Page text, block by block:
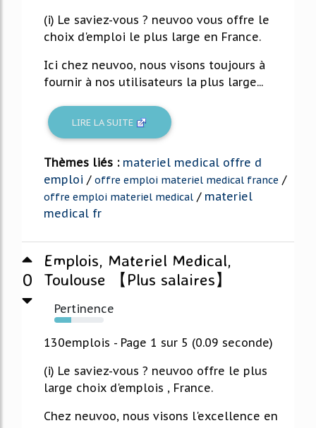
(i) Le saviez-vous ? neuvoo vous offre le
choix d'emploi le plus large en France.
Ici chez neuvoo, nous visons toujours à
fournir à nos utilisateurs la plus large...
LIRE LA SUITE
Thèmes liés : materiel medical offre d
emploi / offre emploi materiel medical france /
offre emploi materiel medical / materiel
medical fr
0
Emplois, Materiel Medical,
Toulouse 【Plus salaires】
Pertinence
34%
130emplois - Page 1 sur 5 (0.09 seconde)
(i) Le saviez-vous ? neuvoo offre le plus
large choix d'emplois , France.
Chez neuvoo, nous visons l'excellence en